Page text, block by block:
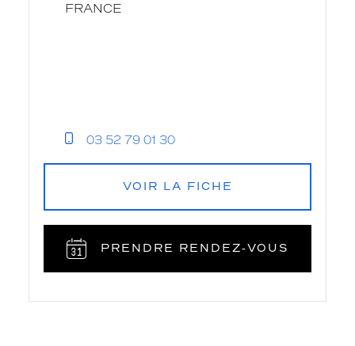
FRANCE
03 52 79 01 30
VOIR LA FICHE
PRENDRE RENDEZ‑VOUS